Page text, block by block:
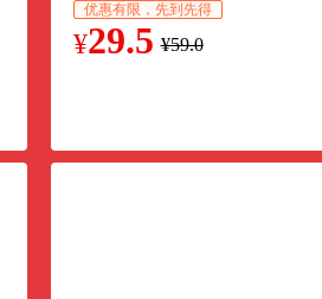
优惠有限，先到先得
¥29.5 ¥59.0